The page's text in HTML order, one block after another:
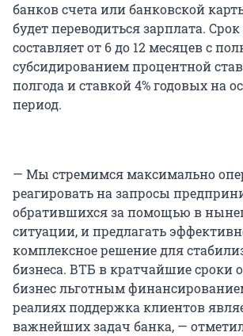
банков счета или банковской
будет переводиться зарплата.
составляет от 6 до 12 месяцев с
субсидированием процентной
полгода и ставкой 4% годовых на
период.
— Мы стремимся максимально
реагировать на запросы
обратившихся за помощью в
ситуации, и предлагать
комплексное решение для
бизнеса. ВТБ в кратчайшие сроки
бизнес льготным
реалиях поддержка клиентов
важнейших задач банка, —